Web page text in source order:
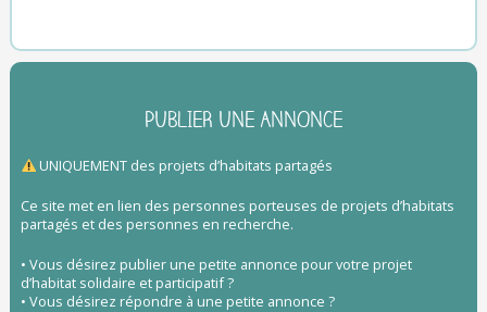
PUBLIER UNE ANNONCE
UNIQUEMENT des projets d’habitats partagés
Ce site met en lien des personnes porteuses de projets d’habitats
partagés et des personnes en recherche.
• Vous désirez publier une petite annonce pour votre projet
d’habitat solidaire et participatif ?
• Vous désirez répondre à une petite annonce ?